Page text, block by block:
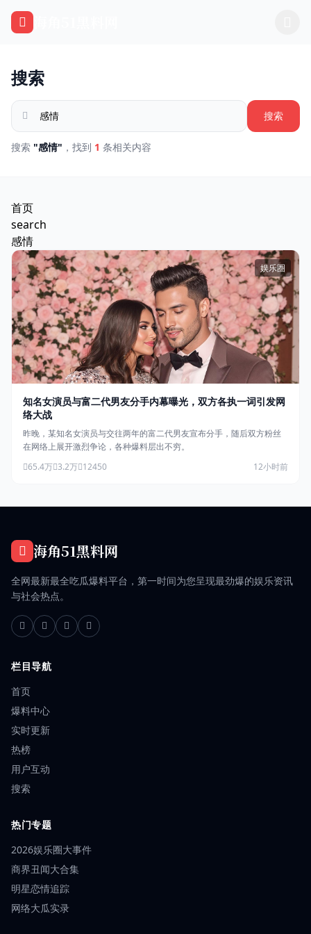
跳过导航
搜索
搜索
搜索 "感情" ，找到 1 条相关内容
首页
search
感情
娱乐圈
知名女演员与富二代男友分手内幕曝光，双方各执一词引发网
络大战
昨晚，某知名女演员与交往两年的富二代男友宣布分手，随后双方粉丝
在网络上展开激烈争论，各种爆料层出不穷。
65.4万 3.2万 12450 12小时前
海角51黑料网
全网最新最全吃瓜爆料平台，第一时间为您呈现最劲爆的娱乐资讯
与社会热点。
栏目导航
首页
爆料中心
实时更新
热榜
用户互动
搜索
热门专题
2026娱乐圈大事件
商界丑闻大合集
明星恋情追踪
网络大瓜实录